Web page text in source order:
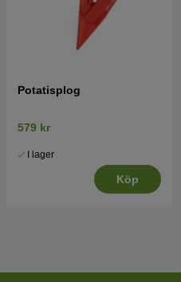
Potatisplog
579 kr
I lager
Köp